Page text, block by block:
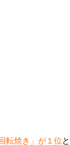
転焼き」が１位と